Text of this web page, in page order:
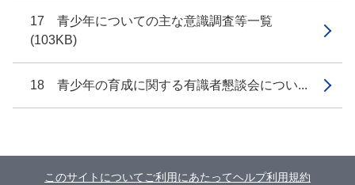
17 青少年についての主な意識調査等一覧
(103KB)
18 青少年の育成に関する有識者懇談会につい...
このサイトについて ご利用にあたってヘルプ利用規約